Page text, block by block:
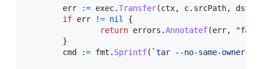
	err
:= exec.Transfer(ctx, c. srcPath,
if err != nil
{
return errors .Annotatef(err,
}
	cmd
:= fmt . Sprintf( `tar --no-same-owner -